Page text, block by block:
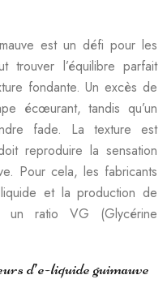
est un défi pour les
trouver l’équilibre parfait
fondante. Un excès de
écœurant, tandis qu’un
fade. La texture est
reproduire la sensation
Pour cela, les fabricants
et la production de
un ratio VG (Glycérine
d’e-liquide guimauve